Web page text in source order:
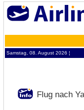
Samstag, 08. August 2026 ¦
Flug nach